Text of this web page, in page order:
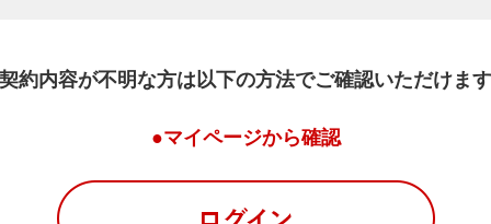
約内容が不明な方は以下の方法でご確認いただけます
●マイページから確認